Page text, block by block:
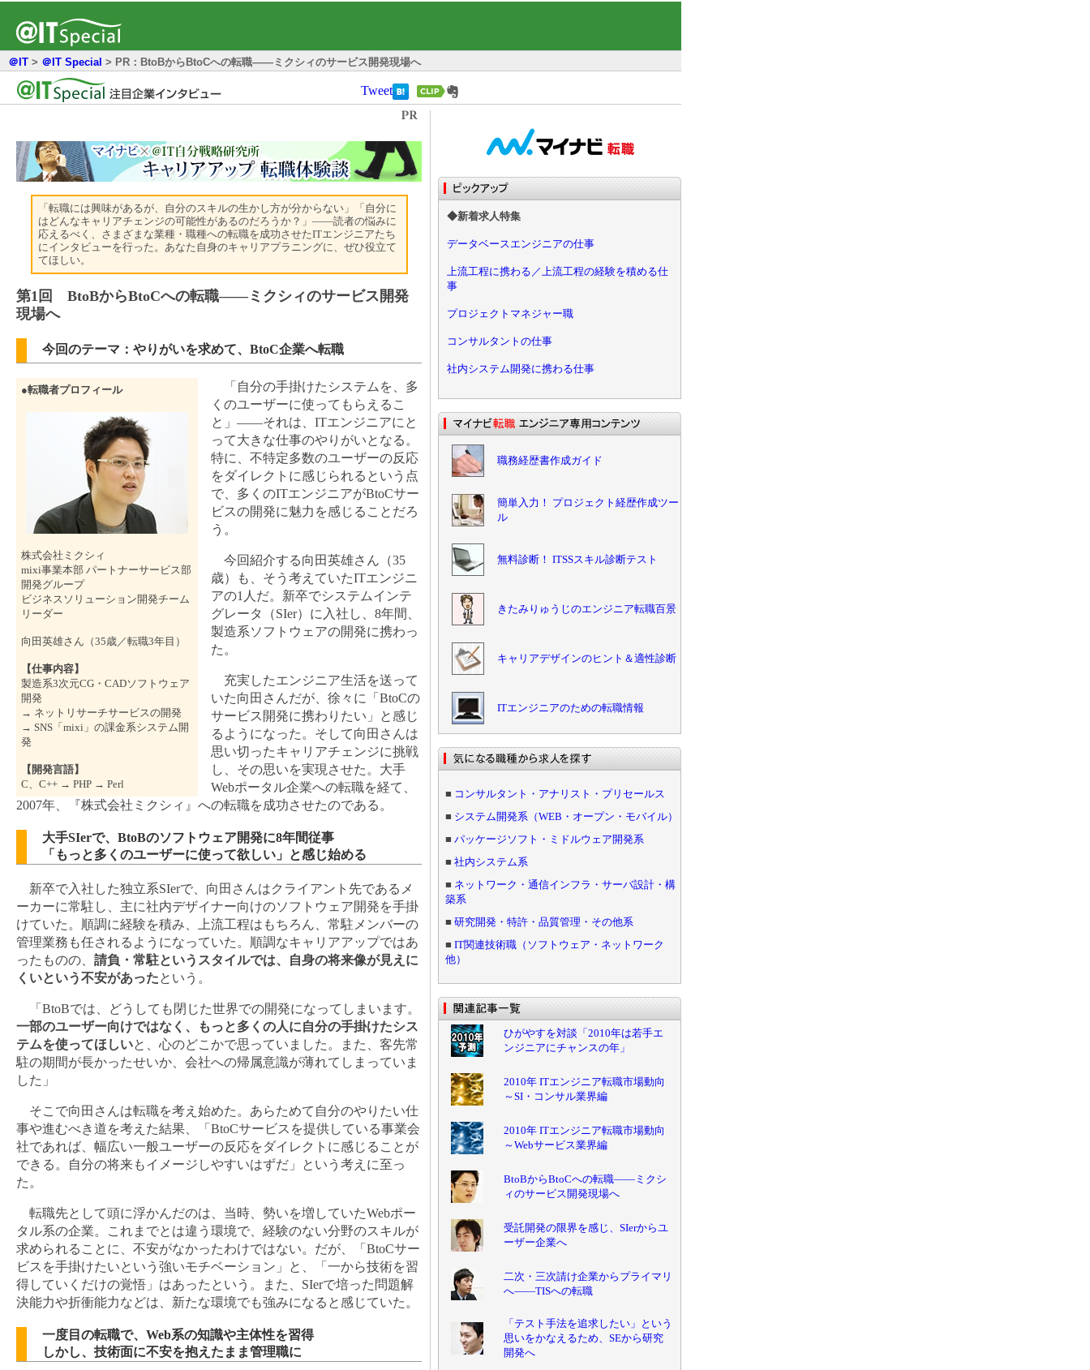
＠IT > ＠IT Special > PR：BtoBからBtoCへの転職――ミクシィのサービス開発現場へ
Tweet
「転職には興味があるが、自分のスキルの生かし方が分からない」「自分に
はどんなキャリアチェンジの可能性があるのだろうか？」――読者の悩みに
応えるべく、さまざまな業種・職種への転職を成功させたITエンジニアたち
にインタビューを行った。あなた自身のキャリアプラニングに、ぜひ役立て
てほしい。
第1回 BtoBからBtoCへの転職――ミクシィのサービス開発
現場へ
今回のテーマ：やりがいを求めて、BtoC企業へ転職
●転職者プロフィール
株式会社ミクシィ
mixi事業本部 パートナーサービス部
開発グループ
ビジネスソリューション開発チーム
リーダー
向田英雄さん（35歳／転職3年目）
【仕事内容】
製造系3次元CG・CADソフトウェア
開発
→ ネットリサーチサービスの開発
→ SNS「mixi」の課金系システム開
発
【開発言語】
C、C++ → PHP → Perl
「自分の手掛けたシステムを、多
くのユーザーに使ってもらえるこ
と」――それは、ITエンジニアにと
って大きな仕事のやりがいとなる。
特に、不特定多数のユーザーの反応
をダイレクトに感じられるという点
で、多くのITエンジニアがBtoCサー
ビスの開発に魅力を感じることだろ
う。
今回紹介する向田英雄さん（35
歳）も、そう考えていたITエンジニ
アの1人だ。新卒でシステムインテ
グレータ（SIer）に入社し、8年間、
製造系ソフトウェアの開発に携わっ
た。
充実したエンジニア生活を送って
いた向田さんだが、徐々に「BtoCの
サービス開発に携わりたい」と感じ
るようになった。そして向田さんは
思い切ったキャリアチェンジに挑戦
し、その思いを実現させた。大手
Webポータル企業への転職を経て、
2007年、『株式会社ミクシィ』への転職を成功させたのである。
大手SIerで、BtoBのソフトウェア開発に8年間従事
「もっと多くのユーザーに使って欲しい」と感じ始める
新卒で入社した独立系SIerで、向田さんはクライアント先であるメ
ーカーに常駐し、主に社内デザイナー向けのソフトウェア開発を手掛
けていた。順調に経験を積み、上流工程はもちろん、常駐メンバーの
管理業務も任されるようになっていた。順調なキャリアアップではあ
ったものの、 請負・常駐というスタイルでは、自身の将来像が見えに
くいという不安があったという。
「BtoBでは、どうしても閉じた世界での開発になってしまいます。
一部のユーザー向けではなく、もっと多くの人に自分の手掛けたシス
テムを使ってほしいと、心のどこかで思っていました。また、客先常
駐の期間が長かったせいか、会社への帰属意識が薄れてしまっていま
した」
そこで向田さんは転職を考え始めた。あらためて自分のやりたい仕
事や進むべき道を考えた結果、「BtoCサービスを提供している事業会
社であれば、幅広い一般ユーザーの反応をダイレクトに感じることが
できる。自分の将来もイメージしやすいはずだ」という考えに至っ
た。
転職先として頭に浮かんだのは、当時、勢いを増していたWebポー
タル系の企業。これまでとは違う環境で、経験のない分野のスキルが
求められることに、不安がなかったわけではない。だが、「BtoCサー
ビスを手掛けたいという強いモチベーション」と、「一から技術を習
得していくだけの覚悟」はあったという。また、SIerで培った問題解
決能力や折衝能力などは、新たな環境でも強みになると感じていた。
一度目の転職で、Web系の知識や主体性を習得
しかし、技術面に不安を抱えたまま管理職に
◆新着求人特集
データベースエンジニアの仕事
上流工程に携わる／上流工程の経験を積める仕
事
プロジェクトマネジャー職
コンサルタントの仕事
社内システム開発に携わる仕事
職務経歴書作成ガイド
簡単入力！ プロジェクト経歴作成ツー
ル
無料診断！ ITSSスキル診断テスト
きたみりゅうじのエンジニア転職百景
キャリアデザインのヒント＆適性診断
ITエンジニアのための転職情報
■ コンサルタント・アナリスト・プリセールス
■ システム開発系（WEB・オープン・モバイル）
■ パッケージソフト・ミドルウェア開発系
■ 社内システム系
■ ネットワーク・通信インフラ・サーバ設計・構
築系
■ 研究開発・特許・品質管理・その他系
■ IT関連技術職（ソフトウェア・ネットワーク
他）
ひがやすを対談「2010年は若手エ
ンジニアにチャンスの年」
2010年 ITエンジニア転職市場動向
～SI・コンサル業界編
2010年 ITエンジニア転職市場動向
～Webサービス業界編
BtoBからBtoCへの転職――ミクシ
ィのサービス開発現場へ
受託開発の限界を感じ、SIerからユ
ーザー企業へ
二次・三次請け企業からプライマリ
へ――TISへの転職
「テスト手法を追求したい」という
思いをかなえるため、SEから研究
開発へ